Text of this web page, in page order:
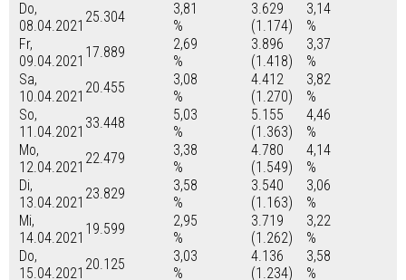
Do,
08.04.2021
25.304
3,81
%
3.629
(1.174)
3,14
%
Fr,
09.04.2021
17.889
2,69
%
3.896
(1.418)
3,37
%
Sa,
10.04.2021
20.455
3,08
%
4.412
(1.270)
3,82
%
So,
11.04.2021
33.448
5,03
%
5.155
(1.363)
4,46
%
Mo,
12.04.2021
22.479
3,38
%
4.780
(1.549)
4,14
%
Di,
13.04.2021
23.829
3,58
%
3.540
(1.163)
3,06
%
Mi,
14.04.2021
19.599
2,95
%
3.719
(1.262)
3,22
%
Do,
15.04.2021
20.125
3,03
%
4.136
(1.234)
3,58
%